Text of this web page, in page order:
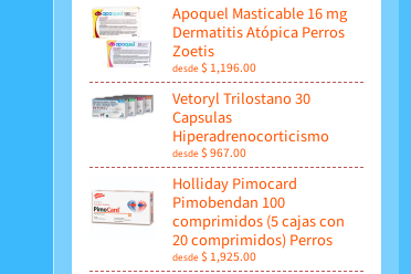
Apoquel Masticable 16 mg
Dermatitis Atópica Perros
Zoetis
desde$ 1,196.00
Vetoryl Trilostano 30
Capsulas
Hiperadrenocorticismo
desde$ 967.00
Holliday Pimocard
Pimobendan 100
comprimidos (5 cajas con
20 comprimidos) Perros
desde$ 1,925.00